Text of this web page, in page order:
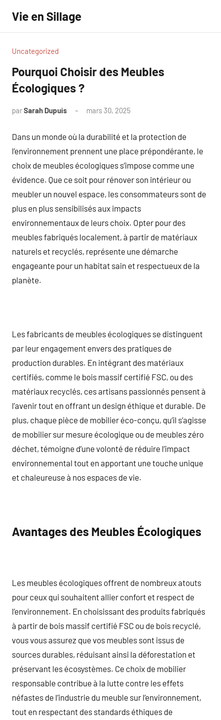
contenu
Vie en Sillage
Uncategorized
Pourquoi Choisir des Meubles
Écologiques ?
parSarah Dupuis mars 30, 2025
Dans un monde où la durabilité et la protection de
l’environnement prennent une place prépondérante, le
choix de meubles écologiques s’impose comme une
évidence. Que ce soit pour rénover son intérieur ou
meubler un nouvel espace, les consommateurs sont de
plus en plus sensibilisés aux impacts
environnementaux de leurs choix. Opter pour des
meubles fabriqués localement, à partir de matériaux
naturels et recyclés, représente une démarche
engageante pour un habitat sain et respectueux de la
planète.
Les fabricants de meubles écologiques se distinguent
par leur engagement envers des pratiques de
production durables. En intégrant des matériaux
certifiés, comme le bois massif certifié FSC, ou des
matériaux recyclés, ces artisans passionnés pensent à
l’avenir tout en offrant un design éthique et durable. De
plus, chaque pièce de mobilier éco-conçu, qu’il s’agisse
de mobilier sur mesure écologique ou de meubles zéro
déchet, témoigne d’une volonté de réduire l’impact
environnemental tout en apportant une touche unique
et chaleureuse à nos espaces de vie.
Avantages des Meubles Écologiques
Les meubles écologiques offrent de nombreux atouts
pour ceux qui souhaitent allier confort et respect de
l’environnement. En choisissant des produits fabriqués
à partir de bois massif certifié FSC ou de bois recyclé,
vous vous assurez que vos meubles sont issus de
sources durables, réduisant ainsi la déforestation et
préservant les écosystèmes. Ce choix de mobilier
responsable contribue à la lutte contre les effets
néfastes de l’industrie du meuble sur l’environnement,
tout en respectant des standards éthiques de